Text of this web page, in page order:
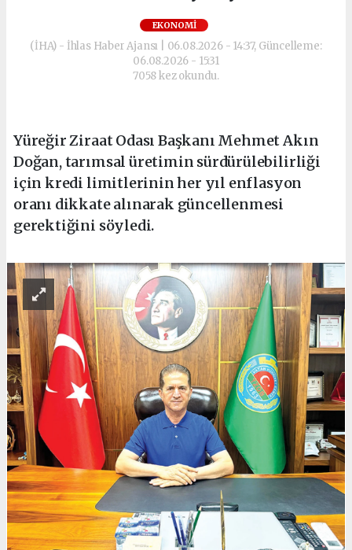
EKONOMI
(İHA) - İhlas Haber Ajansı | 06.08.2026 - 14:37, Güncelleme:
06.08.2026 - 15:31
7058 kez okundu.
Yüreğir Ziraat Odası Başkanı Mehmet Akın
Doğan, tarımsal üretimin sürdürülebilirliği
için kredi limitlerinin her yıl enflasyon
oranı dikkate alınarak güncellenmesi
gerektiğini söyledi.